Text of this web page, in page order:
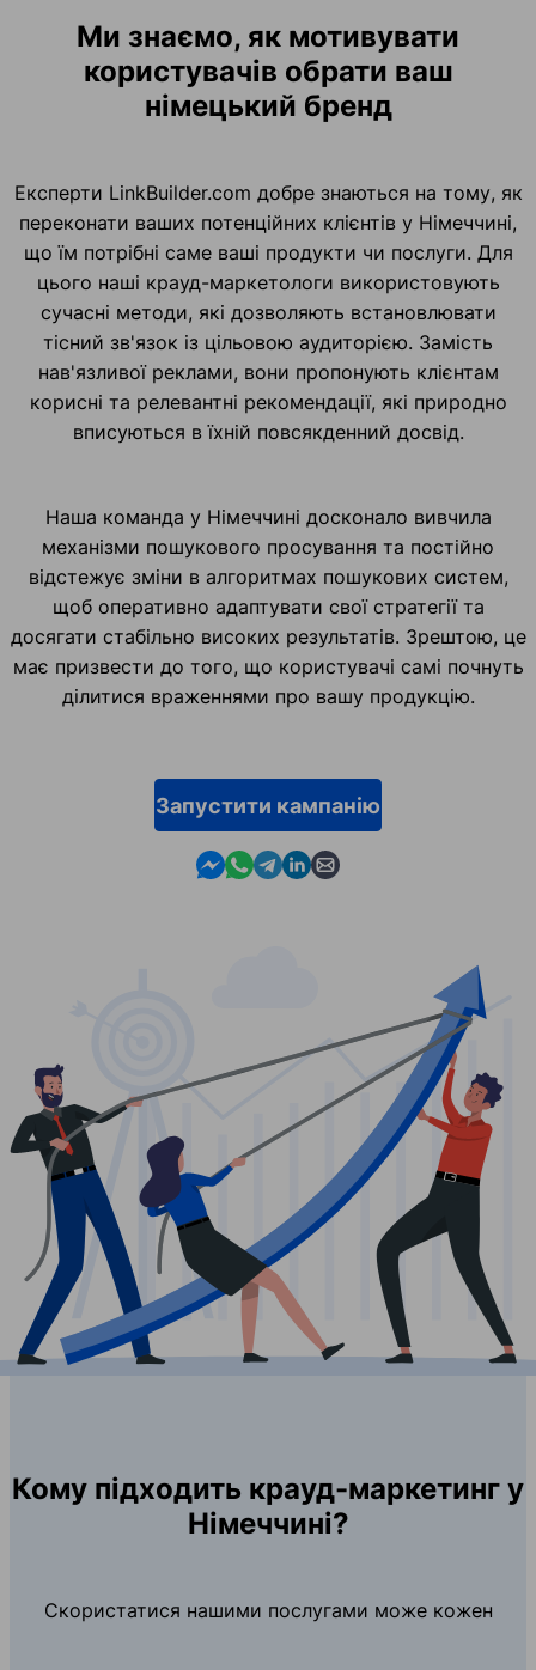
Ми знаємо, як мотивувати
користувачів обрати ваш
німецький бренд
Експерти LinkBuilder.com добре знаються на тому, як
переконати ваших потенційних клієнтів у Німеччині,
що їм потрібні саме ваші продукти чи послуги. Для
цього наші крауд-маркетологи використовують
сучасні методи, які дозволяють встановлювати
тісний зв'язок із цільовою аудиторією. Замість
нав'язливої реклами, вони пропонують клієнтам
корисні та релевантні рекомендації, які природно
вписуються в їхній повсякденний досвід.
Наша команда у Німеччині досконало вивчила
механізми пошукового просування та постійно
відстежує зміни в алгоритмах пошукових систем,
щоб оперативно адаптувати свої стратегії та
досягати стабільно високих результатів. Зрештою, це
має призвести до того, що користувачі самі почнуть
ділитися враженнями про вашу продукцію.
Запустити кампанію
Contact us in Messenger
Contact us in WhatsApp
Contact us in Telegram
Contact us in Linkedin
Contact us by email
Кому підходить крауд-маркетинг у
Німеччині?
Скористатися нашими послугами може кожен